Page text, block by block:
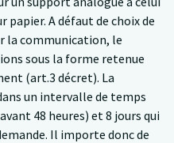
A défaut de choix de
la communication, le
sous la forme retenue
(art.3 décret). La
un intervalle de temps
48 heures) et 8 jours qui
Il importe donc de